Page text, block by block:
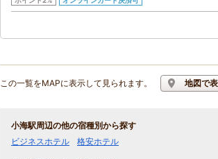
この一覧をMAPに表示して見られます。 地図で
小海駅周辺の他の宿種別から探す
ビジネスホテル
格安ホテル